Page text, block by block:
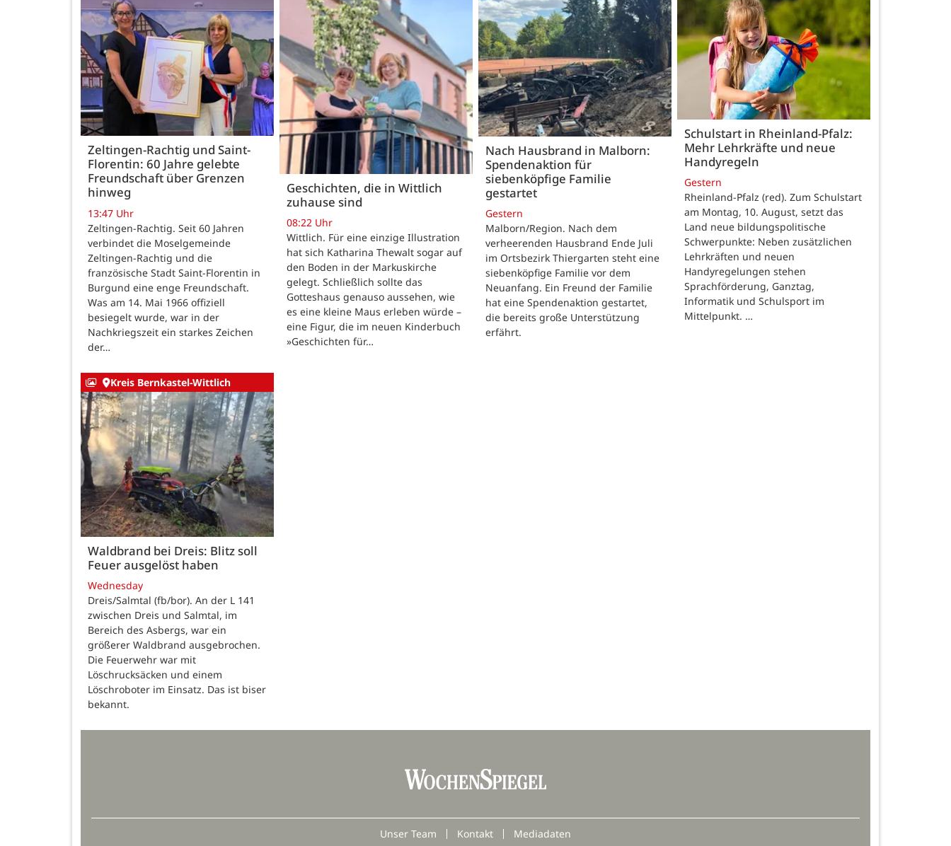
Zeltingen-Rachtig und Saint-
Florentin: 60 Jahre gelebte
Freundschaft über Grenzen
hinweg
13:47 Uhr
Zeltingen-Rachtig. Seit 60 Jahren
verbindet die Moselgemeinde
Zeltingen-Rachtig und die
französische Stadt Saint-Florentin in
Burgund eine enge Freundschaft.
Was am 14. Mai 1966 offiziell
besiegelt wurde, war in der
Nachkriegszeit ein starkes Zeichen
der…
Geschichten, die in Wittlich
zuhause sind
08:22 Uhr
Wittlich. Für eine einzige Illustration
hat sich Katharina Thewalt sogar auf
den Boden in der Markuskirche
gelegt. Schließlich sollte das
Gotteshaus genauso aussehen, wie
es eine kleine Maus erleben würde –
eine Figur, die im neuen Kinderbuch
»Geschichten für…
Nach Hausbrand in Malborn:
Spendenaktion für
siebenköpfige Familie
gestartet
Gestern
Malborn/Region. Nach dem
verheerenden Hausbrand Ende Juli
im Ortsbezirk Thiergarten steht eine
siebenköpfige Familie vor dem
Neuanfang. Ein Freund der Familie
hat eine Spendenaktion gestartet,
die bereits große Unterstützung
erfährt.
Schulstart in Rheinland-Pfalz:
Mehr Lehrkräfte und neue
Handyregeln
Gestern
Rheinland-Pfalz (red). Zum Schulstart
am Montag, 10. August, setzt das
Land neue bildungspolitische
Schwerpunkte: Neben zusätzlichen
Lehrkräften und neuen
Handyregelungen stehen
Sprachförderung, Ganztag,
Informatik und Schulsport im
Mittelpunkt. …
Kreis Bernkastel-Wittlich
Waldbrand bei Dreis: Blitz soll
Feuer ausgelöst haben
Wednesday
Dreis/Salmtal (fb/bor). An der L 141
zwischen Dreis und Salmtal, im
Bereich des Asbergs, war ein
größerer Waldbrand ausgebrochen.
Die Feuerwehr war mit
Löschrucksäcken und einem
Löschroboter im Einsatz. Das ist biser
bekannt.
Unser Team Kontakt Mediadaten